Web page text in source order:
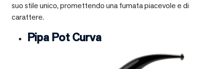
suo stile unico, promettendo una fumata piacevole e di
carattere.
Pipa Pot Curva